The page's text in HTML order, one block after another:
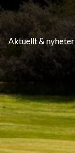
Aktuellt & nyheter